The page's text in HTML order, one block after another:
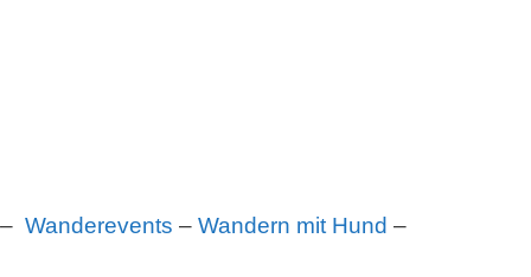
– Wanderevents – Wandern mit Hund –